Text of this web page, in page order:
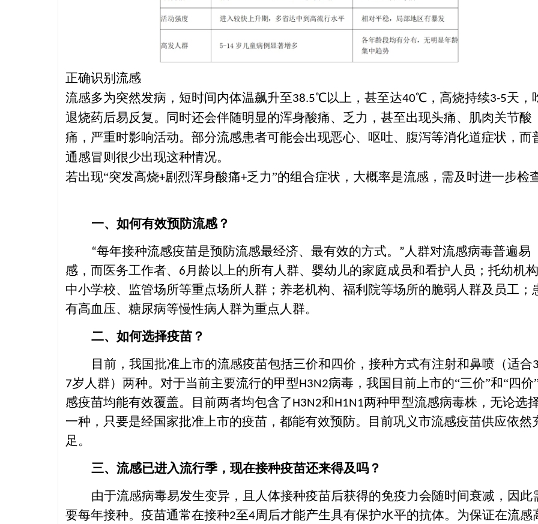
正确识别流感
流感多为突然发病，短时间内体温飙升至38.5℃以上，甚至达40℃，高烧持续3-5天，
退烧药后易反复。同时还会伴随明显的浑身酸痛、乏力，甚至出现头痛、肌肉关节酸
痛，严重时影响活动。部分流感患者可能会出现恶心、呕吐、腹泻等消化道症状，而
通感冒则很少出现这种情况。
若出现“突发高烧+剧烈浑身酸痛+乏力”的组合症状，大概率是流感，需及时进一步检查
一、如何有效预防流感？
“每年接种流感疫苗是预防流感最经济、最有效的方式。 ” 人群对流感病毒普遍易
感，而医务工作者、
6 月龄以上的所有人群、婴幼儿的家庭成员和看护人员；托幼机构
中小学校、监管场所等重点场所人群；养老机构、福利院等场所的脆弱人群及员工；
有高血压、糖尿病等慢性病人群为重点人群。
二、如何选择疫苗？
目前，我国批准上市的流感疫苗包括三价和四价，接种方式有注射和鼻喷 （适合
7岁人群） 两种。对于当前主要流行的甲型H3N2病毒，我国目前上市的“三价”和“四价
感疫苗均能有效覆盖。
目前两者均包含了H3N2和H1N1两种甲型流感病毒株 ， 无论选
一种，只要是经国家批准上市的疫苗，都能有效预防。
目前巩义市流感疫苗供应依然
足。
三、流感已进入流行季，现在接种疫苗还来得及吗？
由于流感病毒易发生变异，且人体接种疫苗后获得的免疫力会随时间衰减，因此
要每年接种。疫苗通常在接种2至4周后才能产生具有保护水平的抗体。为保证在流感